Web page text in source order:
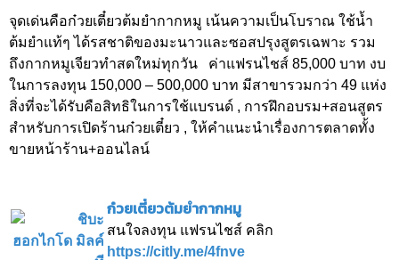
จุดเด่นคือก๋วยเตี๋ยวต้มยำกากหมู เน้นความเป็นโบราณ ใช้น้ำ
ต้มยำแท้ๆ ได้รสชาติของมะนาวและซอสปรุงสูตรเฉพาะ รวม
ถึงกากหมูเจียวทำสดใหม่ทุกวัน ค่าแฟรนไชส์ 85,000 บาท งบ
ในการลงทุน 150,000 – 500,000 บาท มีสาขารวมกว่า 49 แห่ง
สิ่งที่จะได้รับคือสิทธิในการใช้แบรนด์ , การฝึกอบรม+สอนสูตร
สำหรับการเปิดร้านก๋วยเตี๋ยว , ให้คำแนะนำเรื่องการตลาดทั้ง
ขายหน้าร้าน+ออนไลน์
ก๋วยเตี๋ยวต้มยำกากหมู
สนใจลงทุน แฟรนไชส์ คลิก
https://citly.me/4fnve